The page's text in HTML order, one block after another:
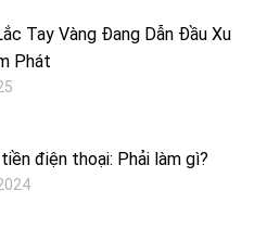
Tay Vàng Đang Dẫn Đầu Xu
Phát
điện thoại: Phải làm gì?